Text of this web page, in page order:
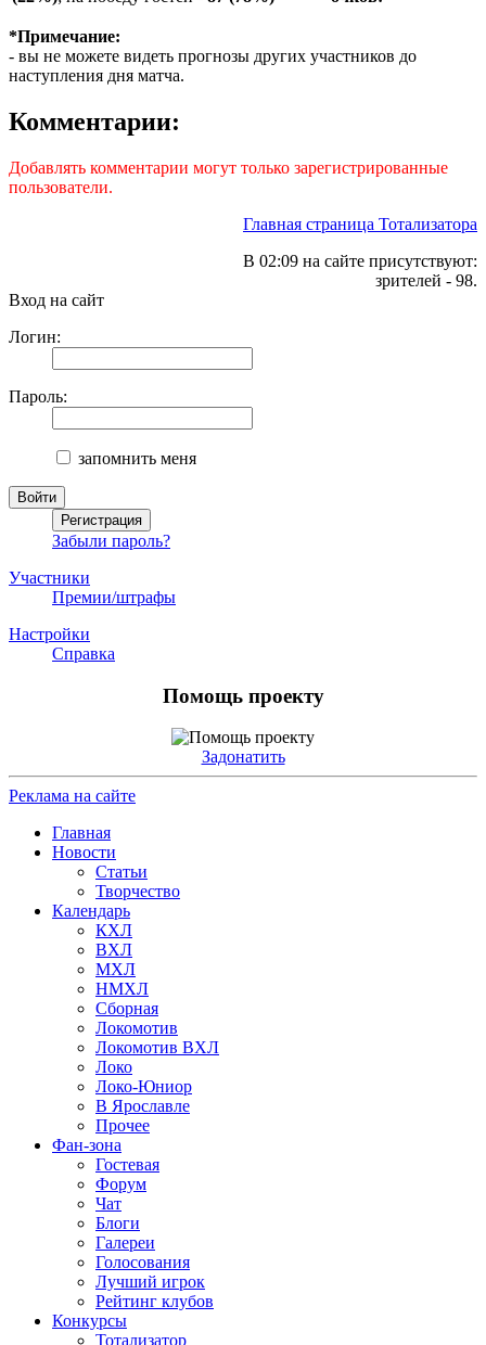
*Примечание:
- вы не можете видеть прогнозы других участников до
наступления дня матча.
Комментарии:
Добавлять комментарии могут только зарегистрированные
пользователи.
Главная страница Тотализатора
В 02:09 на сайте присутствуют:
зрителей - 98.
Вход на сайт
Логин:
Пароль:
запомнить меня
Забыли пароль?
Участники
Премии/штрафы
Настройки
Справка
Помощь проекту
Задонатить
Реклама на сайте
Главная
Новости
Статьи
Творчество
Календарь
КХЛ
ВХЛ
МХЛ
НМХЛ
Сборная
Локомотив
Локомотив ВХЛ
Локо
Локо-Юниор
В Ярославле
Прочее
Фан-зона
Гостевая
Форум
Чат
Блоги
Галереи
Голосования
Лучший игрок
Рейтинг клубов
Конкурсы
Тотализатор